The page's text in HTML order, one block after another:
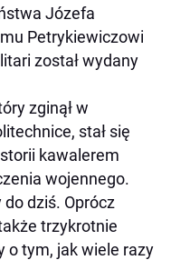
Józefa
Petrykiewiczowi
został wydany
zginął w
stał się
kawalerem
wojennego.
dziś. Oprócz
trzykrotnie
o tym, jak wiele razy